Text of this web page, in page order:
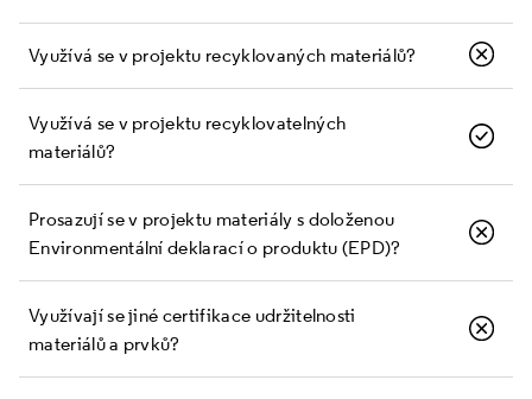
Využívá se v projektu recyklovaných materiálů?
Využívá se v projektu recyklovatelných
materiálů?
Prosazují se v projektu materiály s doloženou
Environmentální deklarací o produktu (EPD)?
Využívají se jiné certifikace udržitelnosti
materiálů a prvků?